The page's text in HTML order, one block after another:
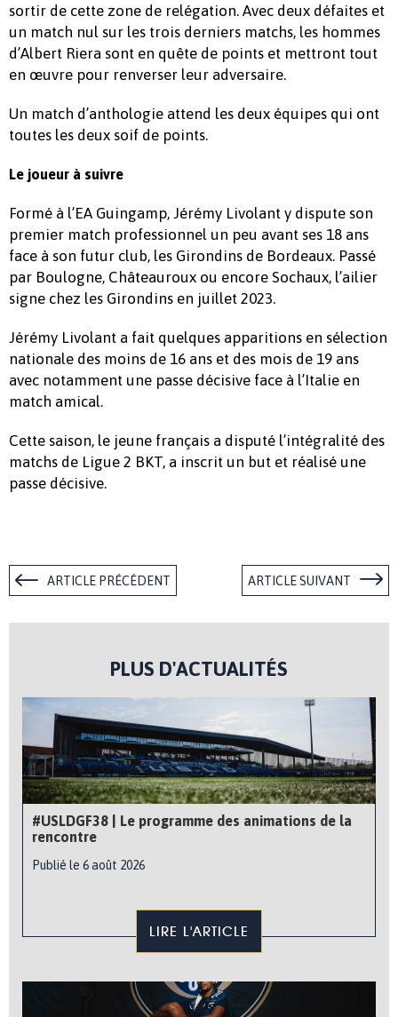
sortir de cette zone de relégation. Avec deux défaites et
un match nul sur les trois derniers matchs, les hommes
d’Albert Riera sont en quête de points et mettront tout
en œuvre pour renverser leur adversaire.
Un match d’anthologie attend les deux équipes qui ont
toutes les deux soif de points.
Le joueur à suivre
Formé à l’EA Guingamp, Jérémy Livolant y dispute son
premier match professionnel un peu avant ses 18 ans
face à son futur club, les Girondins de Bordeaux. Passé
par Boulogne, Châteauroux ou encore Sochaux, l’ailier
signe chez les Girondins en juillet 2023.
Jérémy Livolant a fait quelques apparitions en sélection
nationale des moins de 16 ans et des mois de 19 ans
avec notamment une passe décisive face à l’Italie en
match amical.
Cette saison, le jeune français a disputé l’intégralité des
matchs de Ligue 2 BKT, a inscrit un but et réalisé une
passe décisive.
ARTICLE PRÉCÉDENT ARTICLE SUIVANT
PLUS D'ACTUALITÉS
#USLDGF38 | Le programme des animations de la
rencontre
Publié le 6 août 2026
LIRE L'ARTICLE